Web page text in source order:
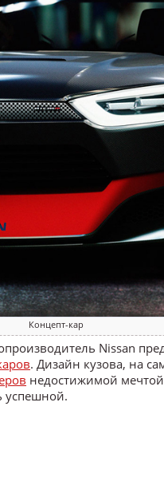
Концепт-кар
Nissan
. Дизайн кузова, на
недостижимой
успешной.